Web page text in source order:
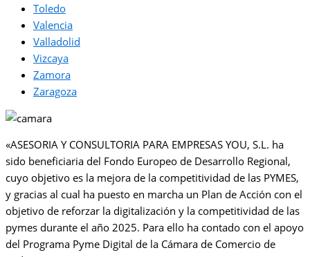
Toledo
Valencia
Valladolid
Vizcaya
Zamora
Zaragoza
«ASESORIA Y CONSULTORIA PARA EMPRESAS YOU, S.L. ha
sido beneficiaria del Fondo Europeo de Desarrollo Regional,
cuyo objetivo es la mejora de la competitividad de las PYMES,
y gracias al cual ha puesto en marcha un Plan de Acción con el
objetivo de reforzar la digitalización y la competitividad de las
pymes durante el año 2025. Para ello ha contado con el apoyo
del Programa Pyme Digital de la Cámara de Comercio de